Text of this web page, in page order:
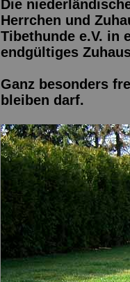
Die
Herrchen und
Tibethunde e.V. in
endgültiges
Ganz besonders
bleiben darf.